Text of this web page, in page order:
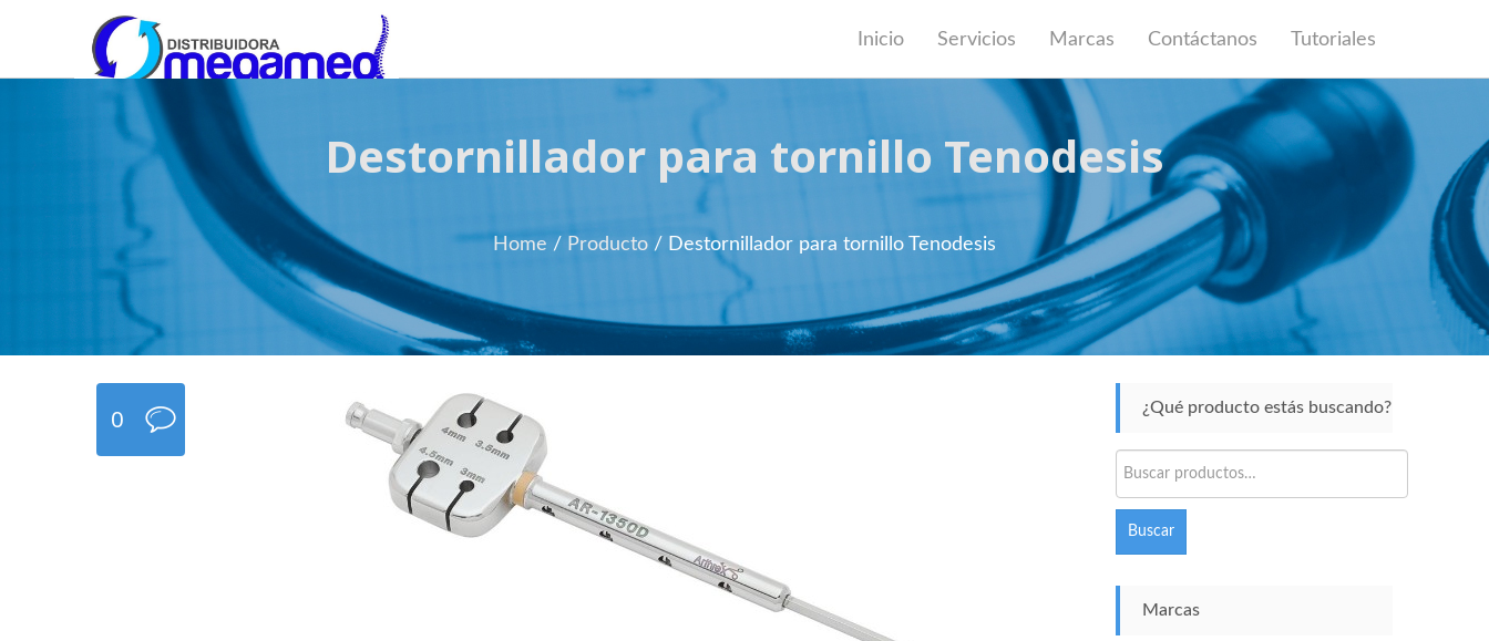
OmegaMed Sureste
OmegaMed Sureste
Inicio Servicios Marcas Contáctanos Tutoriales
Destornillador para tornillo Tenodesis
Home / Producto / Destornillador para tornillo Tenodesis
0 ¿Qué producto estás buscando?
por:
Buscar
Marcas